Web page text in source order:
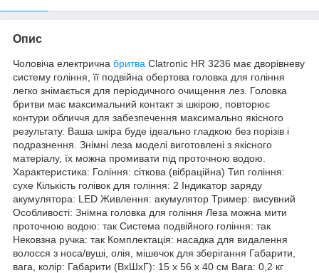
Опис
Чоловіча електрична бритва Clatronic HR 3236 має дворівневу
систему гоління, її подвійна обертова головка для гоління
легко знімається для періодичного очищення лез. Головка
бритви має максимальний контакт зі шкірою, повторює
контури обличчя для забезпечення максимально якісного
результату. Ваша шкіра буде ідеально гладкою без порізів і
подразнення. Знімні леза моделі виготовлені з якісного
матеріалу, їх можна промивати під проточною водою.
Характеристика: Гоління: сіткова (вібраційна) Тип гоління:
сухе Кількість голівок для гоління: 2 Індикатор заряду
акумулятора: LED Живлення: акумулятор Тример: висувний
Особливості: Знімна головка для гоління Леза можна мити
проточною водою: так Система подвійного гоління: так
Нековзна ручка: так Комплектація: насадка для видалення
волосся з носа/вуші, олія, мішечок для зберігання Габарити,
вага, колір: Габарити (ВхШхГ): 15 х 56 х 40 см Вага: 0,2 кг